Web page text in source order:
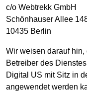
c/o Webtrekk GmbH
Schönhauser Allee
10435 Berlin
Wir weisen darauf
Betreiber des
Digital US mit Sitz in
angewendet werden